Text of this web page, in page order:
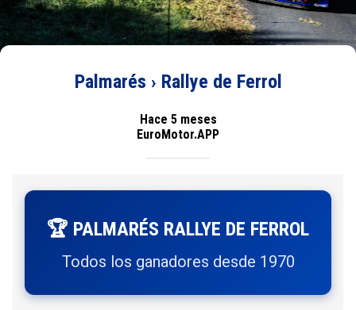
Palmarés › Rallye de Ferrol
Hace 5 meses
EuroMotor.APP
🏆 PALMARÉS RALLYE DE FERROL
Todos los ganadores desde 1970